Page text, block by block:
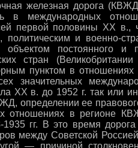
железная дорога
в международных
первой половины XX
политическим и военно-
постоянного и
стран
пунктом в
значительных
XX в. до 1952 г. так или
определении ее
отношениях в регионе
1935 гг. В это время
между Советской
— причиной